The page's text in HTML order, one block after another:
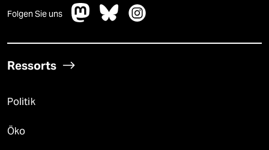
Folgen Sie uns
Ressorts
Politik
Öko